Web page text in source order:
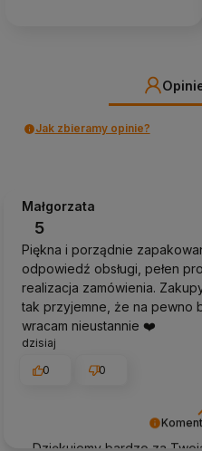
Jak zbieramy opinie?
Małgorzata
5
Piękna i porządnie
odpowiedź obsługi, pełen
realizacja zamówienia.
tak przyjemne, że na pewno
wracam nieustannie ❤️
dzisiaj
0
0